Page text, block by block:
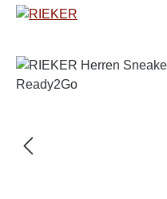
Bildergalerie überspringen